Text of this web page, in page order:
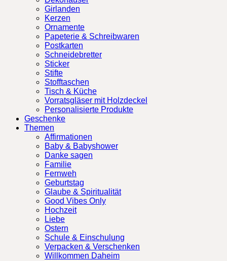
Girlanden
Kerzen
Ornamente
Papeterie & Schreibwaren
Postkarten
Schneidebretter
Sticker
Stifte
Stofftaschen
Tisch & Küche
Vorratsgläser mit Holzdeckel
Personalisierte Produkte
Geschenke
Themen
Affirmationen
Baby & Babyshower
Danke sagen
Familie
Fernweh
Geburtstag
Glaube & Spiritualität
Good Vibes Only
Hochzeit
Liebe
Ostern
Schule & Einschulung
Verpacken & Verschenken
Willkommen Daheim